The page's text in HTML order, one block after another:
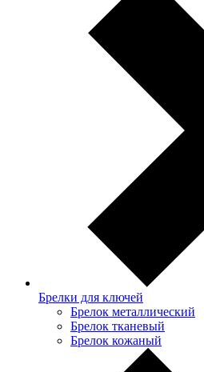
Брелки для ключей
Брелок металлический
Брелок тканевый
Брелок кожаный